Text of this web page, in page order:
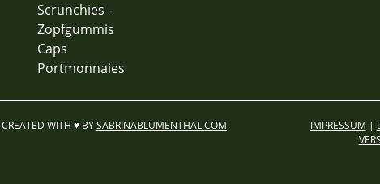
Scrunchies –
Zopfgummis
Caps
Portmonnaies
CREATED WITH ♥ BYSABRINABLUMENTHAL.COM IMPRESSUM |